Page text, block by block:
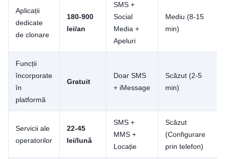
Aplicații
dedicate
de clonare
180-900
lei/an
SMS +
Social
Media +
Apeluri
Mediu (8-15
min)
Funcții
încorporate
în
platformă
Gratuit
Doar SMS
+ iMessage
Scăzut (2-5
min)
Servicii ale
operatorilor
22-45
lei/lună
SMS +
MMS +
Locație
Scăzut
(Configurare
prin telefon)